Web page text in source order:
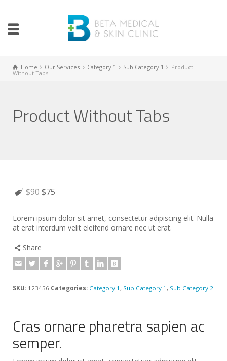
Home Our Services Category 1 Sub Category 1
Product
Without Tabs
Product Without Tabs
$90$75
Lorem ipsum dolor sit amet, consectetur adipiscing elit. Nulla
at erat interdum velit eleifend ornare nec ut erat.
Share
SKU: 123456 Categories: Category 1 , Sub Category 1 , Sub Category 2
Cras ornare pharetra sapien ac
semper.